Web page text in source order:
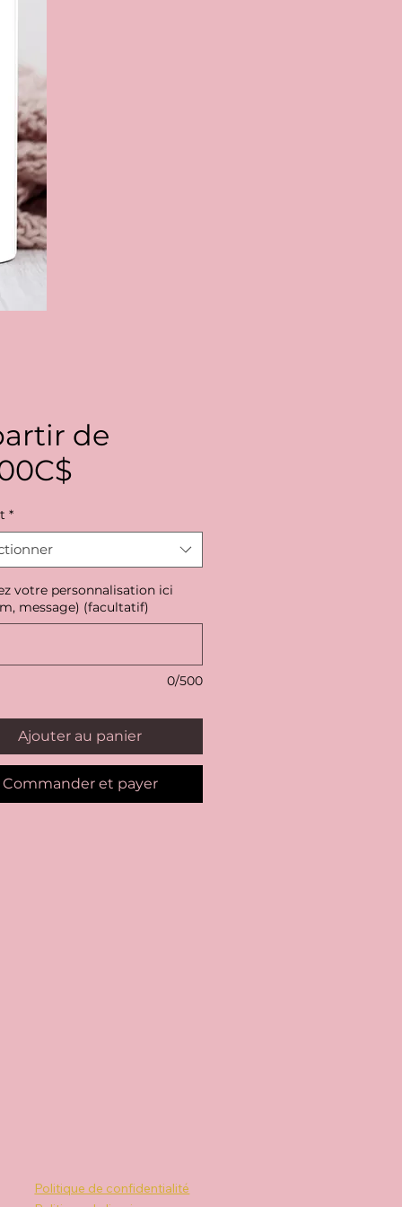
de
Prix
*
votre personnalisation ici
message) (facultatif)
0/500
Ajouter au panier
Commander et payer
Politique de confidentialité